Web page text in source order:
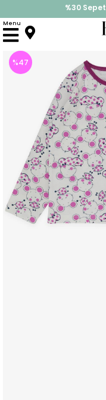
%30
İndirimlere ek
Menu
Anasayfa Pijama & İç Giyim
%47